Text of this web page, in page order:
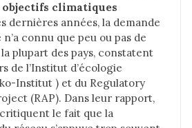
objectifs climatiques
dernières années, la demande
connu que peu ou pas de
la plupart des pays, constatent
de l’Institut d’écologie
Institut ) et du Regulatory
(RAP). Dans leur rapport,
le fait que la